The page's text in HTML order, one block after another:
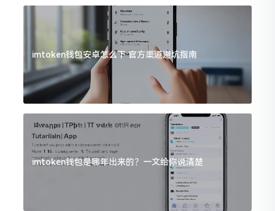
imtoken钱包安卓怎么下 官方渠道避坑指南
imtoken钱包是哪年出来的？一文给你说清楚